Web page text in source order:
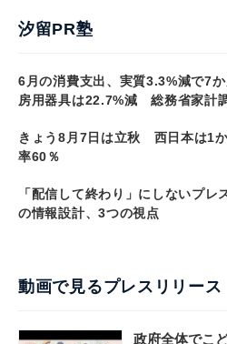
汐留PR塾
6月の消費支出、実質3.3%減で7
房用器具は22.7%減 総務省家計
きょう8月7日は立秋 西日本は1
率60％
「配信して終わり」にしないプ
の情報設計、3つの視点
動画で見るプレスリリース
政府全体でこ